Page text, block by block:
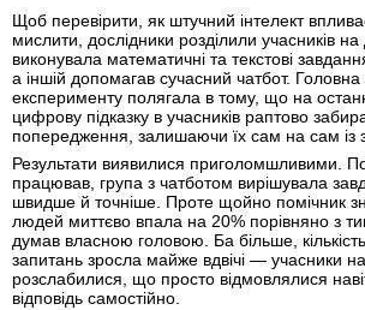
Щоб перевірити, як штучний інтелект
мислити, дослідники розділили учасників
виконувала математичні та текстові
а іншій допомагав сучасний чатбот. Головна
експерименту полягала в тому, що на
цифрову підказку в учасників раптово
попередження, залишаючи їх сам на сам із
Результати виявилися приголомшливими.
працював, група з чатботом вирішувала
швидше й точніше. Проте щойно помічник
людей миттєво впала на 20% порівняно з
думав власною головою. Ба більше,
запитань зросла майже вдвічі — учасники
розслабилися, що просто відмовлялися
відповідь самостійно.